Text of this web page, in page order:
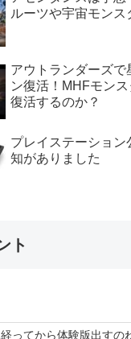
ルーツや宇宙モンス
アウトランダーズで
ン復活！MHFモン
復活するのか？
プレイステーショ
知がありました
ト
ってから体験版出すの